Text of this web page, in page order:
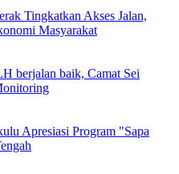
Tingkatkan Akses Jalan,
Masyarakat
berjalan baik, Camat Sei
Apresiasi Program "Sapa